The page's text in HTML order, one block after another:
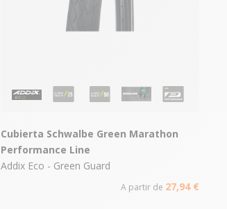
Cubierta Schwalbe Green Marathon
Performance Line
Addix Eco - Green Guard
A partir de 27,94 €